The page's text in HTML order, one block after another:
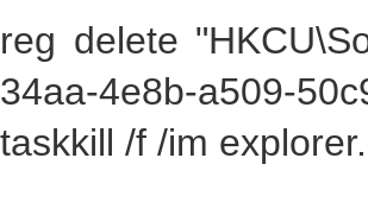
reg delete
34aa-4e8b-a509-
taskkill /f /im